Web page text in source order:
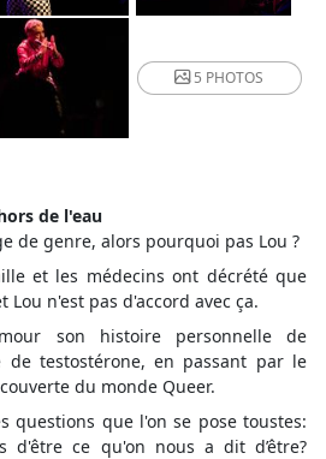
5 PHOTOS
de l'eau
de genre, alors pourquoi pas Lou ?
et les médecins ont décrété que
Lou n'est pas d'accord avec ça.
son histoire personnelle de
testostérone, en passant par le
du monde Queer.
questions que l'on se pose toustes:
d'être ce qu'on nous a dit d’être?